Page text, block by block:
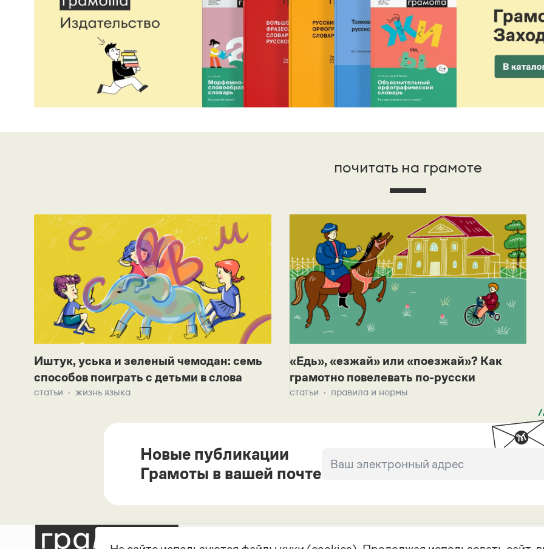
почитать на грамоте
Иштук, уська и зеленый чемодан: семь
способов поиграть с детьми в слова
статьи жизнь языка
«Едь», «езжай» или «поезжай»? Как
грамотно повелевать по-русски
статьи правила и нормы
Новые публикации
Грамоты в вашей почте